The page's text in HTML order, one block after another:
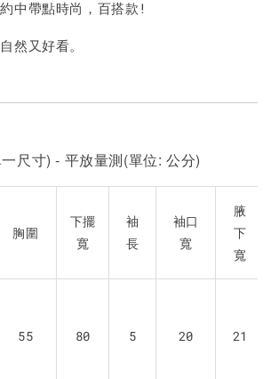
中帶點時尚，百搭款!
然又好看。
尺寸) - 平放量測(單位: 公分)
胸圍
下擺
寬
袖
長
袖口
寬
腋
下
寬
55 80 5 20 21